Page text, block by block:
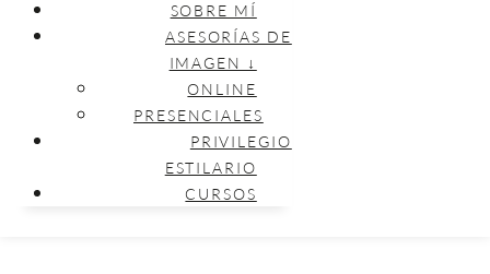
SOBRE MÍ
ASESORÍAS DE
IMAGEN ↓
ONLINE
PRESENCIALES
PRIVILEGIO
ESTILARIO
CURSOS